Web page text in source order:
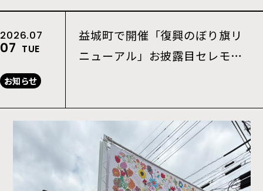
2026.07
07 TUE
お知らせ
益城町で開催「復興のぼり旗リ
ニューアル」お披露目セレモニ